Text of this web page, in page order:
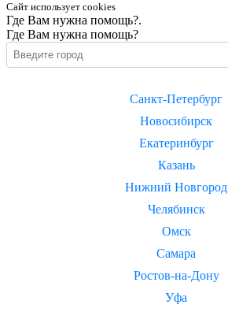
Сайт использует cookies
Где Вам нужна помощь?.
Где Вам нужна помощь?
Санкт-Петербург
Новосибирск
Екатеринбург
Казань
Нижний Новгород
Челябинск
Омск
Самара
Ростов-на-Дону
Уфа